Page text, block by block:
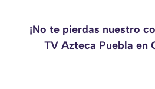
¡No te pierdas nuestro
TV Azteca Puebla en